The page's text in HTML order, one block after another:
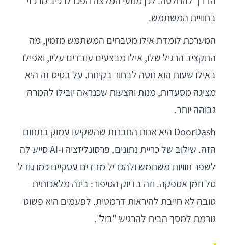
בחוויית המשתמש.
המערכת לומדת אילו מטבחים המשתמש מזמין, מה
התקציב הרגיל שלו, אילו מבצעים עובדים עליו, ואפילו
באילו שעות הוא נוטה לבחור בקינוח. על בסיס זה היא
מציגה מסעדות, מנות והצעות שכנראה יובילו להמרה
גבוהה יותר.
DoorDash היא אחת החברות שהשקיעו עמוק בתחום
הזה. שילוב של כריית נתונים, פרסונליזציה ו-AI סייע לה
לשפר חוויות משתמש ולהגדיל מדדים עסקיים כמו גודל
סל וזמן אספקה. וזה בדיוק הסיפור: בינה מלאכותית
טובה לא חייבת להיראות דרמטית. לפעמים היא פשוט
גורמת למסך הבית להרגיש "בול".